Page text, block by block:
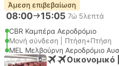
Άμεση επιβεβαίωση
08:00 15:05 7ώ 5λεπτά
CBR Καμπέρα Αεροδρόμιο
Μονή σύνδεση | Πτήση+Πτήση
MEL Μελβούρνη Αεροδρόμιο
Οικονομικό